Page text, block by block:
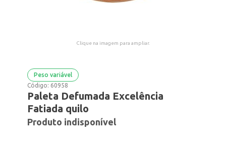
Clique na imagem para ampliar.
Peso variável
Código: 60958
Paleta Defumada Excelência
Fatiada quilo
Produto indisponível